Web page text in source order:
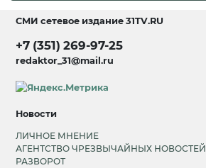
СМИ сетевое издание31TV.RU
+7 (351) 269-97-25
redaktor_31@mail.ru
Новости
ЛИЧНОЕ МНЕНИЕ
АГЕНТСТВО ЧРЕЗВЫЧАЙНЫХ НОВОСТЕЙ
РАЗВОРОТ